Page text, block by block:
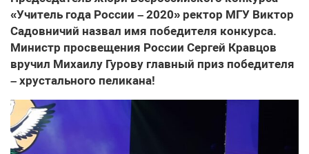
«Учитель года России – 2020» ректор МГУ Виктор
Садовничий назвал имя победителя конкурса.
Министр просвещения России Сергей Кравцов
вручил Михаилу Гурову главный приз победителя
– хрустального пеликана!